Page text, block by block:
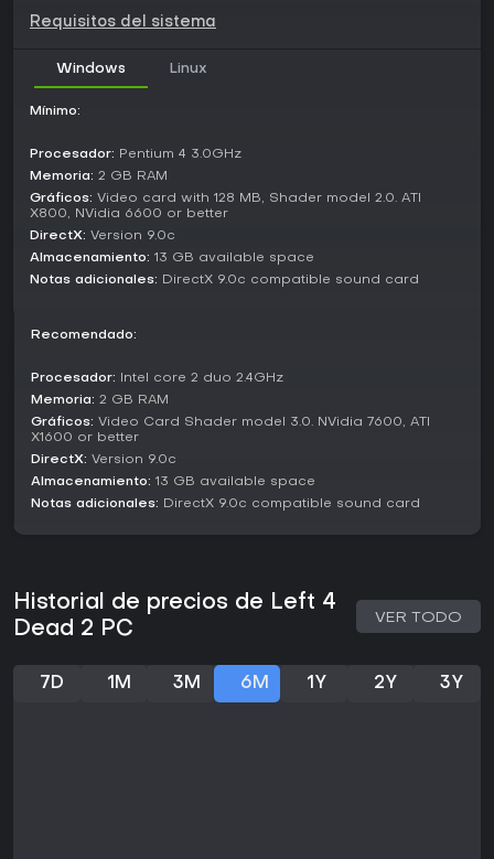
¿Merece la pena?
aficionados a los shooters cooperativos, sobre todo si te
gustan las partidas zombis con amigos. Los mods de la
comunidad prolongan su vida útil con mapas nuevos y
hasta 2026. Las opiniones de jugadores resaltan su
rejugabilidad y la satisfacción del trabajo en equipo unido,
convirtiéndolo en ideal para sesiones grupales. Si buscas
experiencias multijugador rápidas e impredecibles por
encima del juego en solitario, este título resiste bien el paso
del tiempo gracias a su comunidad online activa.
Requisitos del sistema
Windows Linux
Mínimo:
Procesador: Pentium 4 3.0GHz
Memoria: 2 GB RAM
Gráficos: Video card with 128 MB, Shader model 2.0. ATI
X800, NVidia 6600 or better
DirectX: Version 9.0c
Almacenamiento: 13 GB available space
Notas adicionales: DirectX 9.0c compatible sound card
Recomendado:
Procesador: Intel core 2 duo 2.4GHz
Memoria: 2 GB RAM
Gráficos: Video Card Shader model 3.0. NVidia 7600, ATI
X1600 or better
DirectX: Version 9.0c
Almacenamiento: 13 GB available space
Notas adicionales: DirectX 9.0c compatible sound card
Historial de precios de Left 4
Dead 2 PC
VER TODO
7D 1M 3M 6M 1Y 2Y 3Y